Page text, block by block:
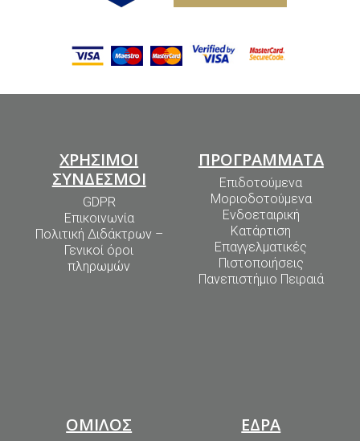
ΧΡΗΣΙΜΟΙ
ΣΥΝΔΕΣΜΟΙ
GDPR
Επικοινωνία
Πολιτική Διδάκτρων –
Γενικοί όροι
πληρωμών
ΠΡΟΓΡΑΜΜΑΤΑ
Επιδοτούμενα
Μοριοδοτούμενα
Ενδοεταιρική
Κατάρτιση
Επαγγελματικές
Πιστοποιήσεις
Πανεπιστήμιο Πειραιά
ΟΜΙΛΟΣ ΕΔΡΑ